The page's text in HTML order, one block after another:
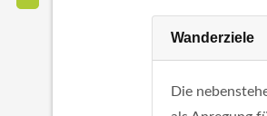
Wanderziele
Die